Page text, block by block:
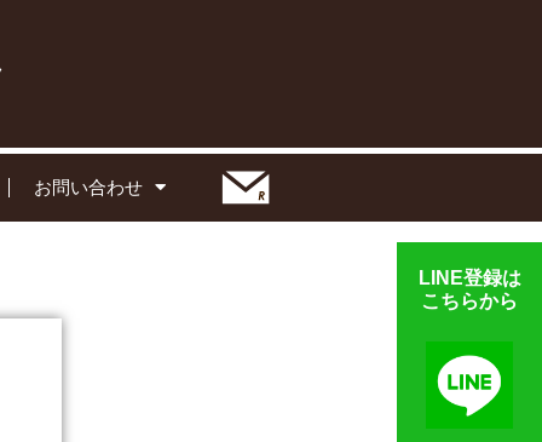
お問い合わせ
LINE登録は
こちらから